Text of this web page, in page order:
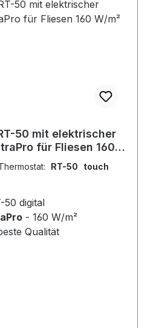
50 mit elektrischer
für Fliesen 160
RT-50 touch
50 digital
- 160 W/m²
Qualität